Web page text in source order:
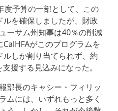
度予算の一部として、この
を確保しましたが、財政
ーサム州知事は40％の削減
がこのプログラムを
しか割り当てられず、約
援する見込みになった。
部長のキャシー・フィリッ
ムには、いずれもっと多く